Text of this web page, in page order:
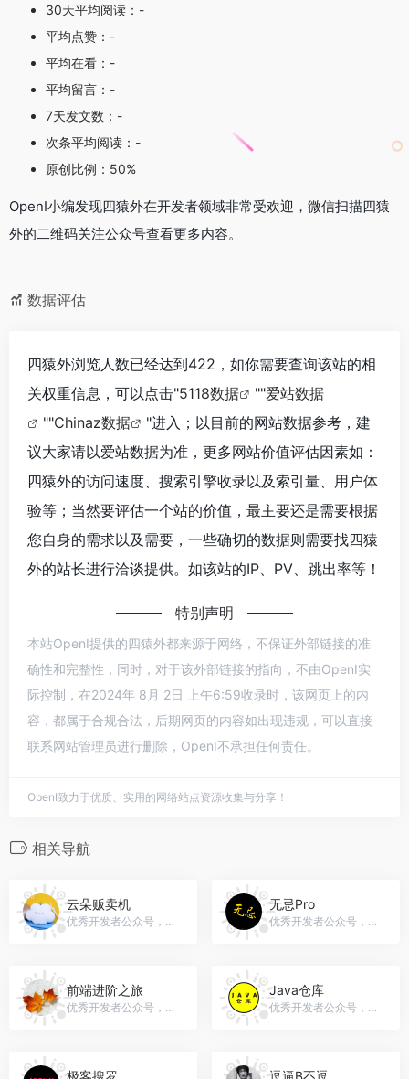
30天平均阅读：-
平均点赞：-
平均在看：-
平均留言：-
7天发文数：-
次条平均阅读：-
原创比例：50%
OpenI小编发现四猿外在开发者领域非常受欢迎，微信扫描四猿
外的二维码关注公众号查看更多内容。
数据评估
四猿外浏览人数已经达到422，如你需要查询该站的相
关权重信息，可以点击"5118数据 ""爱站数据
""Chinaz数据
"进入；以目前的网站数据参考，建
议大家请以爱站数据为准，更多网站价值评估因素如：
四猿外的访问速度、搜索引擎收录以及索引量、用户体
验等；当然要评估一个站的价值，最主要还是需要根据
您自身的需求以及需要，一些确切的数据则需要找四猿
外的站长进行洽谈提供。如该站的IP、PV、跳出率等！
特别声明
本站OpenI提供的四猿外都来源于网络，不保证外部链接的准
确性和完整性，同时，对于该外部链接的指向，不由OpenI实
际控制，在2024年 8月 2日 上午6:59收录时，该网页上的内
容，都属于合规合法，后期网页的内容如出现违规，可以直接
联系网站管理员进行删除，OpenI不承担任何责任。
OpenI致力于优质、实用的网络站点资源收集与分享！
相关导航
云朵贩卖机
优秀开发者公众号，微信号：gh_a00d76d7c01a
无忌Pro
优秀开发者公众号，微信号：kingcoding
前端进阶之旅
优秀开发者公众号，微信号：poetries93
Java仓库
优秀开发者公众号，微信号：gh_d3cfc5f8ca5c
极客搜罗 逗逼B不逗